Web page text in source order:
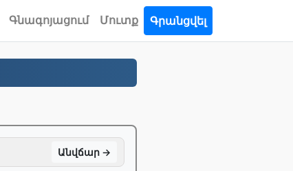
Գնագոյացում Մուտք Գրանցվել
Անվճար →